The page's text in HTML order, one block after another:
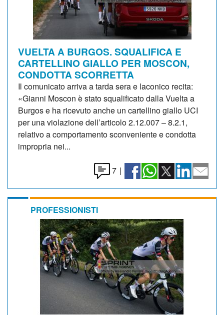
VUELTA A BURGOS. SQUALIFICA E
CARTELLINO GIALLO PER MOSCON,
CONDOTTA SCORRETTA
Il comunicato arriva a tarda sera e laconico recita:
«Gianni Moscon è stato squalificato dalla Vuelta a
Burgos e ha ricevuto anche un cartellino giallo UCI
per una violazione dell’articolo 2.12.007 – 8.2.1,
relativo a comportamento sconveniente e condotta
impropria nei...
7 |
PROFESSIONISTI